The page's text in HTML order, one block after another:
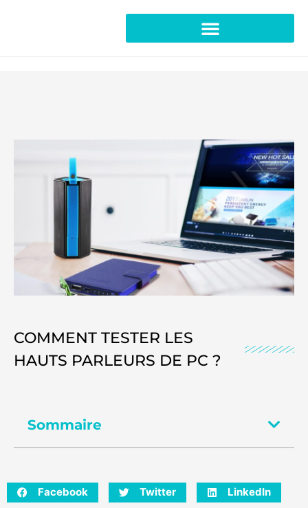
COMMENT TESTER LES
HAUTS PARLEURS DE PC ?
Sommaire
Facebook Twitter LinkedIn